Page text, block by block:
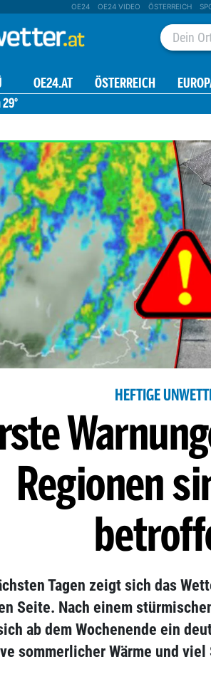
OE24 OE24 VIDEO ÖSTERREICH
OE24.AT ÖSTERREICH
29°
HEFTIGE
Regionen
Tagen zeigt sich das
Seite. Nach einem
ab dem Wochenende ein
sommerlicher Wärme und viel